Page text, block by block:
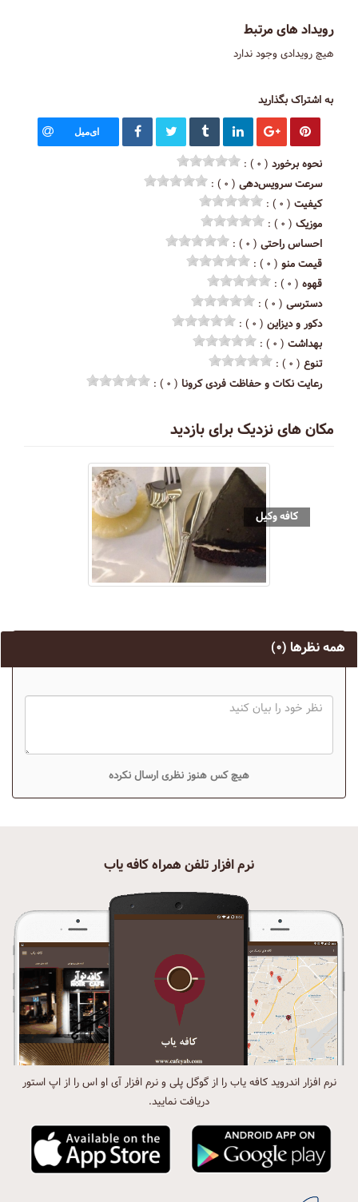
رویداد های مرتبط
هیچ رویدادی وجود ندارد
به اشتراک بگذارید
ای‌میل
نحوه برخورد ( ۰ ) :
سرعت سرویس‌دهی ( ۰ ) :
کیفیت ( ۰ ) :
موزیک ( ۰ ) :
احساس راحتی ( ۰ ) :
قیمت منو ( ۰ ) :
قهوه ( ۰ ) :
دسترسی ( ۰ ) :
دکور و دیزاین ( ۰ ) :
بهداشت ( ۰ ) :
تنوع ( ۰ ) :
رعایت نکات و حفاظت فردی کرونا ( ۰ ) :
مکان های نزدیک برای بازدید
کافه وکیل
همه نظرها (۰)
هیچ کس هنوز نظری ارسال نکرده
نرم افزار تلفن همراه کافه یاب
نرم افزار اندروید کافه یاب را از گوگل پلی و نرم افزار آی او اس را از اپ استور
دریافت نمایید.